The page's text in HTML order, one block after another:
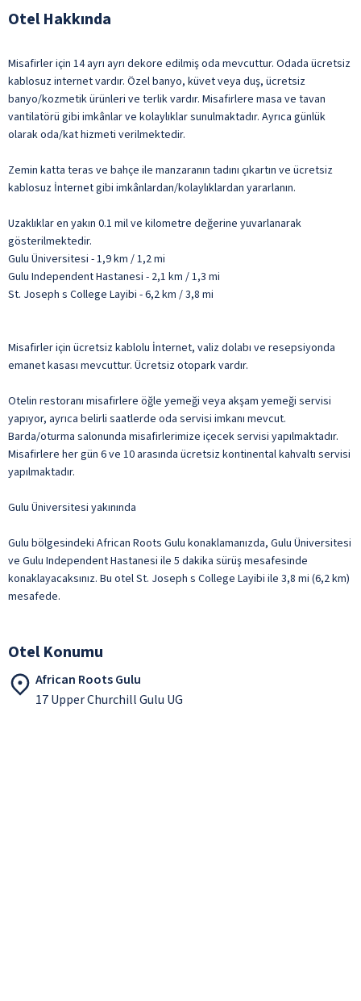
Otel Hakkında
Misafirler için 14 ayrı ayrı dekore edilmiş oda mevcuttur. Odada ücretsiz
kablosuz internet vardır. Özel banyo, küvet veya duş, ücretsiz
banyo/kozmetik ürünleri ve terlik vardır. Misafirlere masa ve tavan
vantilatörü gibi imkânlar ve kolaylıklar sunulmaktadır. Ayrıca günlük
olarak oda/kat hizmeti verilmektedir.
Zemin katta teras ve bahçe ile manzaranın tadını çıkartın ve ücretsiz
kablosuz İnternet gibi imkânlardan/kolaylıklardan yararlanın.
Uzaklıklar en yakın 0.1 mil ve kilometre değerine yuvarlanarak
gösterilmektedir.
Gulu Üniversitesi - 1,9 km / 1,2 mi
Gulu Independent Hastanesi - 2,1 km / 1,3 mi
St. Joseph s College Layibi - 6,2 km / 3,8 mi
Misafirler için ücretsiz kablolu İnternet, valiz dolabı ve resepsiyonda
emanet kasası mevcuttur. Ücretsiz otopark vardır.
Otelin restoranı misafirlere öğle yemeği veya akşam yemeği servisi
yapıyor, ayrıca belirli saatlerde oda servisi imkanı mevcut.
Barda/oturma salonunda misafirlerimize içecek servisi yapılmaktadır.
Misafirlere her gün 6 ve 10 arasında ücretsiz kontinental kahvaltı servisi
yapılmaktadır.
Gulu Üniversitesi yakınında
Gulu bölgesindeki African Roots Gulu konaklamanızda, Gulu Üniversitesi
ve Gulu Independent Hastanesi ile 5 dakika sürüş mesafesinde
konaklayacaksınız. Bu otel St. Joseph s College Layibi ile 3,8 mi (6,2 km)
mesafede.
Otel Konumu
African Roots Gulu
17 Upper Churchill Gulu UG